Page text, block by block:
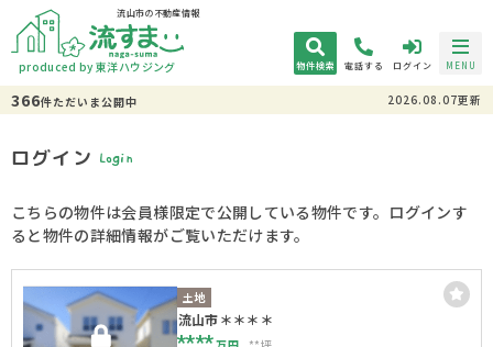
流山市の不動産情報
produced by 東洋ハウジング 物件検索 電話する ログイン MENU
366件ただいま公開中 2026.08.07更新
ログイン Login
こちらの物件は会員様限定で公開している物件です。ログインす
ると物件の詳細情報がご覧いただけます。
土地
流山市＊＊＊＊